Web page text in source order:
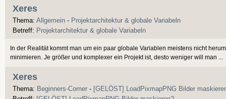
Xeres
Thema: Allgemein - Projektarchitektur & globale Variabeln
Betreff: Projektarchitektur & globale Variabeln
In der Realität kommt man um ein paar globale Variablen meistens nicht
minimieren. Je größer und komplexer ein Projekt ist, desto weniger will man ...
Xeres
Thema: Beginners-Corner - [GELÖST] LoadPixmapPNG Bilder